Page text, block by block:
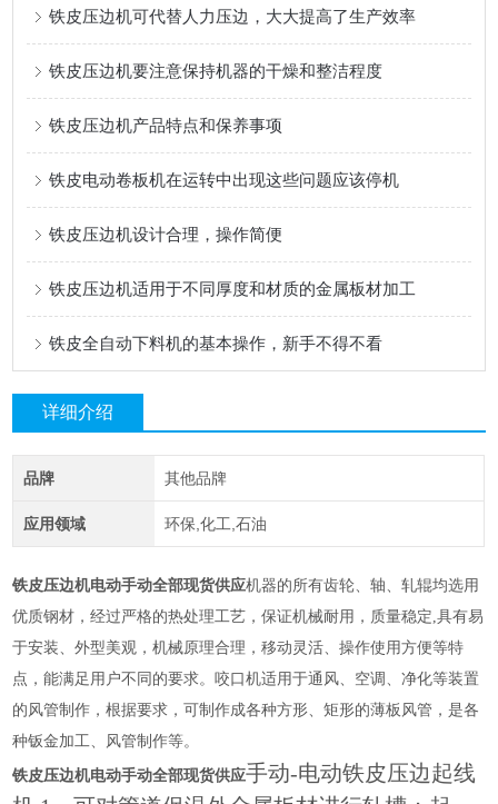
铁皮压边机可代替人力压边，大大提高了生产效率
铁皮压边机要注意保持机器的干燥和整洁程度
铁皮压边机产品特点和保养事项
铁皮电动卷板机在运转中出现这些问题应该停机
铁皮压边机设计合理，操作简便
铁皮压边机适用于不同厚度和材质的金属板材加工
铁皮全自动下料机的基本操作，新手不得不看
详细介绍
品牌 其他品牌
应用领域 环保,化工,石油
铁皮压边机电动手动全部现货供应机器的所有齿轮、轴、轧辊均选用
优质钢材，经过严格的热处理工艺，保证机械耐用，质量稳定,具有易
于安装、外型美观，机械原理合理，移动灵活、操作使用方便等特
点，能满足用户不同的要求。咬口机适用于通风、空调、净化等装置
的风管制作，根据要求，可制作成各种方形、矩形的薄板风管，是各
种钣金加工、风管制作等。
铁皮压边机电动手动全部现货供应手动-电动铁皮压边起线